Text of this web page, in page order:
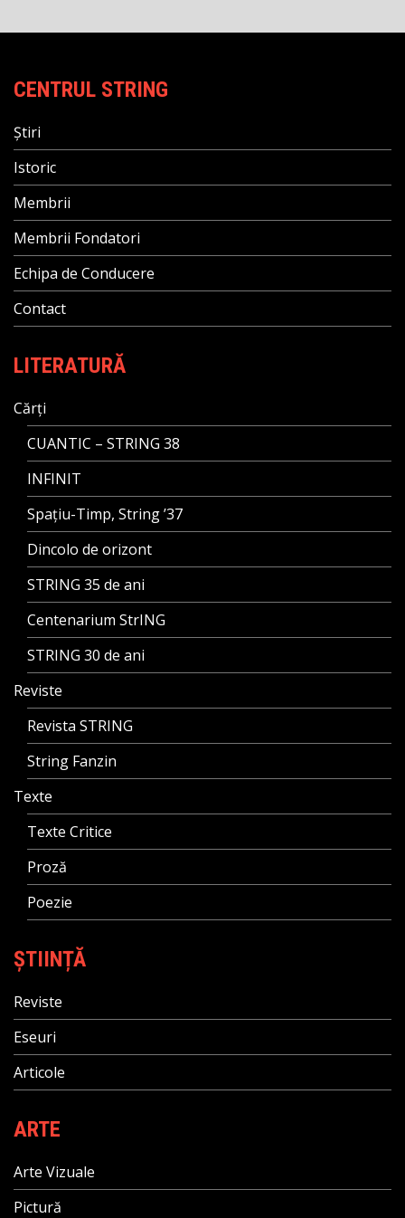
CENTRUL STRING
Știri
Istoric
Membrii
Membrii Fondatori
Echipa de Conducere
Contact
LITERATURĂ
Cărți
CUANTIC – STRING 38
INFINIT
Spațiu-Timp, String ’37
Dincolo de orizont
STRING 35 de ani
Centenarium StrING
STRING 30 de ani
Reviste
Revista STRING
String Fanzin
Texte
Texte Critice
Proză
Poezie
ȘTIINȚĂ
Reviste
Eseuri
Articole
ARTE
Arte Vizuale
Pictură